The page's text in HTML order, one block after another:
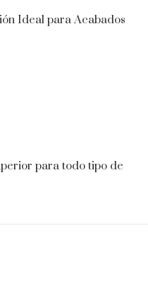
Ideal para Acabados
para todo tipo de